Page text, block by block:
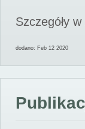
Szczegóły w
dodano: Feb 12 2020